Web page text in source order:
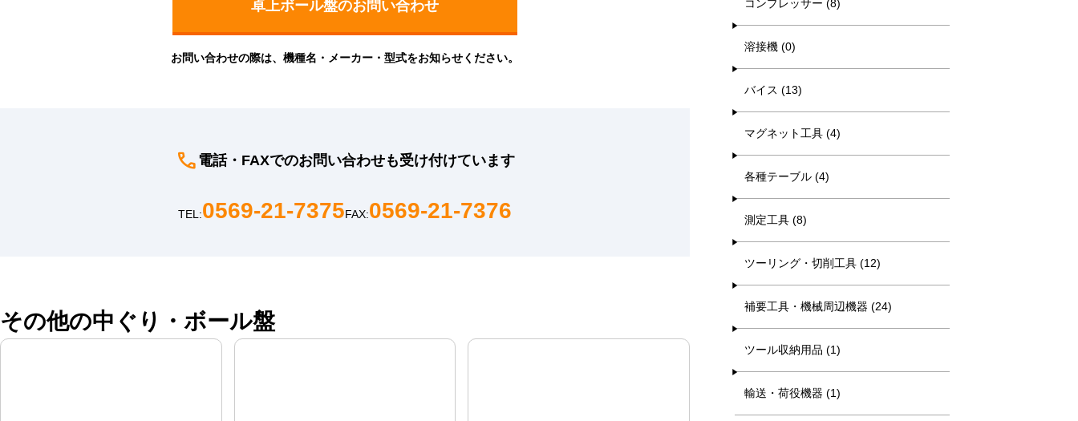
お問い合わせの際は、機種名・メーカー・型式をお知らせください。
電話・FAXでのお問い合わせも受け付けています
TEL:0569-21-7375FAX:0569-21-7376
その他の中ぐり・ボール盤
コンプレッサー (8)
溶接機 (0)
バイス (13)
マグネット工具 (4)
各種テーブル (4)
測定工具 (8)
ツーリング・切削工具 (12)
補要工具・機械周辺機器 (24)
ツール収納用品 (1)
輸送・荷役機器 (1)